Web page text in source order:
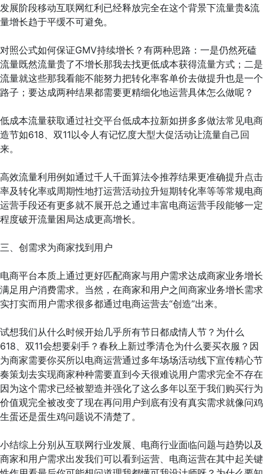
发展阶段移动互联网红利已经释放完全在这个背景下流量贵&流
量增长趋于平缓不可避免。
对照公式如何保证GMV持续增长？有两种思路：一是仍然死磕
流量既然流量贵了不增长那我去找更低成本获得流量方式；二是
流量就这些那我看能不能努力把转化率客单价去做提升也是一个
路子；要达成两种结果都需要更精细化地运营具体怎么做呢？
低成本流量获取通过社交平台低成本拉新如拼多多做法常见电商
造节如618、双11以令人有记忆度大型大促活动让流量自己回
来。
高效流量利用例如通过千人千面算法令推荐结果更准确提升点击
率及转化率或周期性地打运营活动拉升短期转化率等等常规电商
运营手段还有更多就不展开总之通过丰富电商运营手段能够一定
程度破开流量困局达成更高增长。
三、创需求为商家找到用户
电商平台本质上通过更好匹配商家与用户需求达成商家业务增长
满足用户消费需求。当然，在商家和用户之间商家业务增长需求
实打实而用户需求很多都通过电商运营去“创造”出来。
试想我们从什么时候开始几乎所有节日都成情人节？为什么
618、双11会想要剁手？春秋上新过季清仓为什么要买衣服？因
为商家需要你买所以电商运营通过多年场场活动线下宣传精心节
奏策划去实现商家种种需要直到今天很难说用户需求完全不存在
因为这个需求已经被塑造并强化了这么多年以至于我们购买行为
价值观完全被改变了现在再问用户到底有没有真实需求就像问鸡
生蛋还是蛋生鸡问题说不清楚了。
小结综上分别从互联网行业发展、电商行业面临问题与趋势以及
商家和用户需求出发我们可以看到运营、电商运营在其中起关键